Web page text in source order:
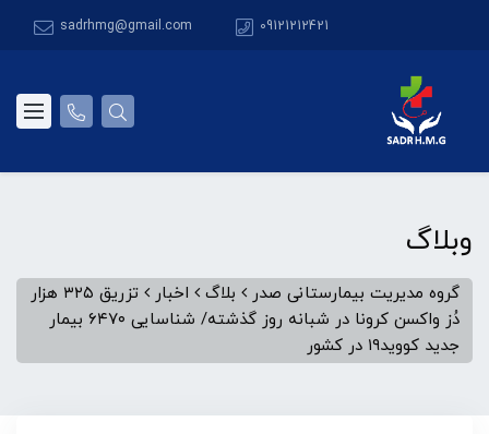
09121212421
sadrhmg@gmail.com
وبلاگ
گروه مدیریت بیمارستانی صدر بلاگ اخبار
تزریق ۳۲۵ هزار
دُز واکسن کرونا در شبانه روز گذشته/ شناسایی ۶۴۷۰ بیمار
جدید کووید۱۹ در کشور